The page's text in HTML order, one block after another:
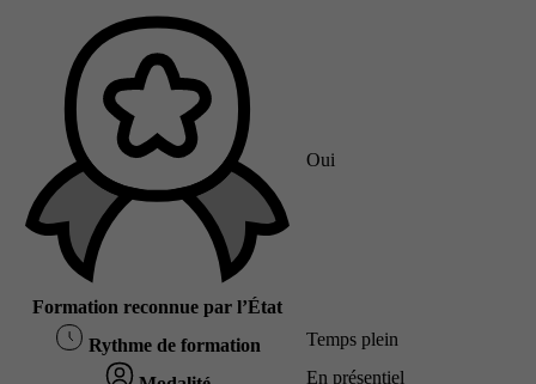
Formation reconnue par l’État
Oui
Rythme de formation Temps plein
En présentiel